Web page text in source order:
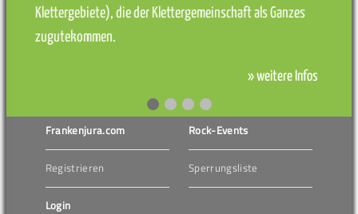
Klettergebiete), die der Klettergemeinschaft als Ganzes
zugutekommen.
» weitere Infos
Frankenjura.com
Registrieren
Login
Rock-Events
Sperrungsliste